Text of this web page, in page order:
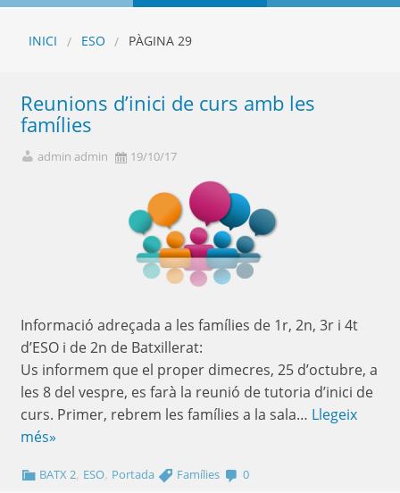
INICI ESO PÀGINA 29
Reunions d’inici de curs amb les
famílies
admin admin 19/10/17
Informació adreçada a les famílies de 1r, 2n, 3r i 4t
d’ESO i de 2n de Batxillerat:
Us informem que el proper dimecres, 25 d’octubre, a
les 8 del vespre, es farà la reunió de tutoria d’inici de
curs. Primer, rebrem les famílies a la sala… Llegeix
més»
BATX 2, ESO, Portada Famílies 0